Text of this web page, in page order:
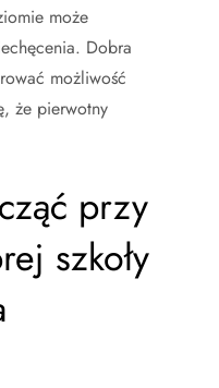
może
Dobra
możliwość
że pierwotny
przy
szkoły